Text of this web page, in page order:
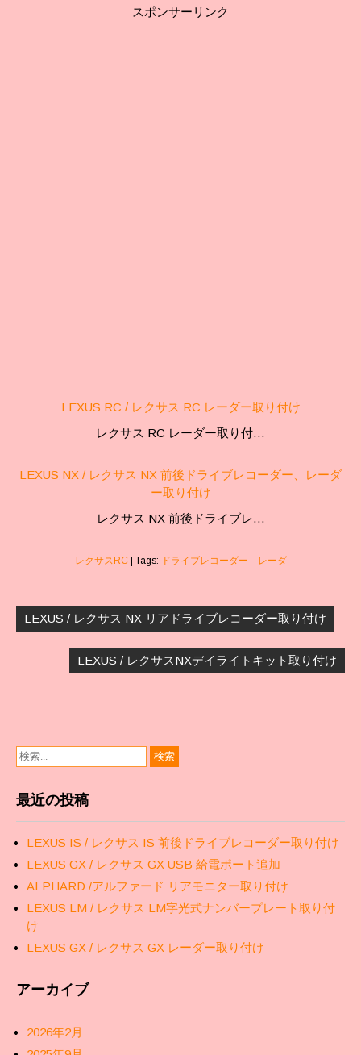
スポンサーリンク
LEXUS RC / レクサス RC レーダー取り付け
レクサス RC レーダー取り付…
LEXUS NX / レクサス NX 前後ドライブレコーダー、レーダ
ー取り付け
レクサス NX 前後ドライブレ…
レクサスRC | Tags: ドライブレコーダー レーダ
稿
ナ
LEXUS / レクサス NX リアドライブレコーダー取り付け
LEXUS / レクサスNXデイライトキット取り付け
最近の投稿
LEXUS IS / レクサス IS 前後ドライブレコーダー取り付け
LEXUS GX / レクサス GX USB 給電ポート追加
ALPHARD /アルファード リアモニター取り付け
LEXUS LM / レクサス LM字光式ナンバープレート取り付
け
LEXUS GX / レクサス GX レーダー取り付け
アーカイブ
2026年2月